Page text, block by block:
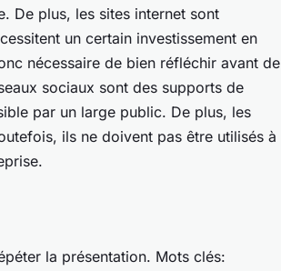
De plus, les sites internet sont
un certain investissement en
nécessaire de bien réfléchir avant de
sociaux sont des supports de
par un large public. De plus, les
ils ne doivent pas être utilisés à
la présentation. Mots clés: